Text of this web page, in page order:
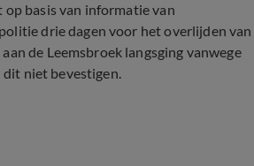
basis van informatie van
drie dagen voor het overlijden van
de Leemsbroek langsging vanwege
niet bevestigen.